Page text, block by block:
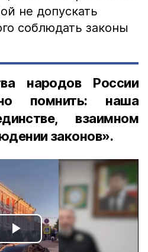
не допускать
соблюдать законы
народов России
помнить: наша
взаимном
законов».
Play